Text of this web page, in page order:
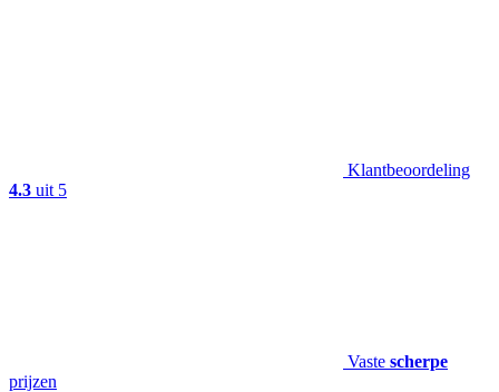
Klantbeoordeling
4.3 uit 5
Vaste scherpe
prijzen